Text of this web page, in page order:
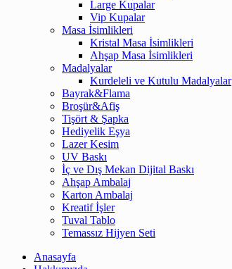
Large Kupalar
Vip Kupalar
Masa İsimlikleri
Kristal Masa İsimlikleri
Ahşap Masa İsimlikleri
Madalyalar
Kurdeleli ve Kutulu Madalyalar
Bayrak&Flama
Broşür&Afiş
Tişört & Şapka
Hediyelik Eşya
Lazer Kesim
UV Baskı
İç ve Dış Mekan Dijital Baskı
Ahşap Ambalaj
Karton Ambalaj
Kreatif İşler
Tuval Tablo
Temassız Hijyen Seti
Anasayfa